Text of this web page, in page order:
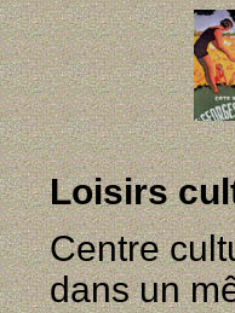
Loisirs
Centre
dans un